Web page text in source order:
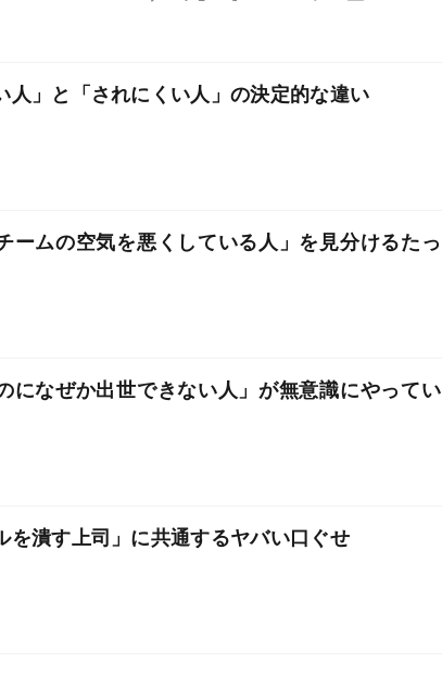
人」と「されにくい人」の決定的な違い
ームの空気を悪くしている人」を見分けるたっ
になぜか出世できない人」が無意識にやってい
を潰す上司」に共通するヤバい口ぐせ